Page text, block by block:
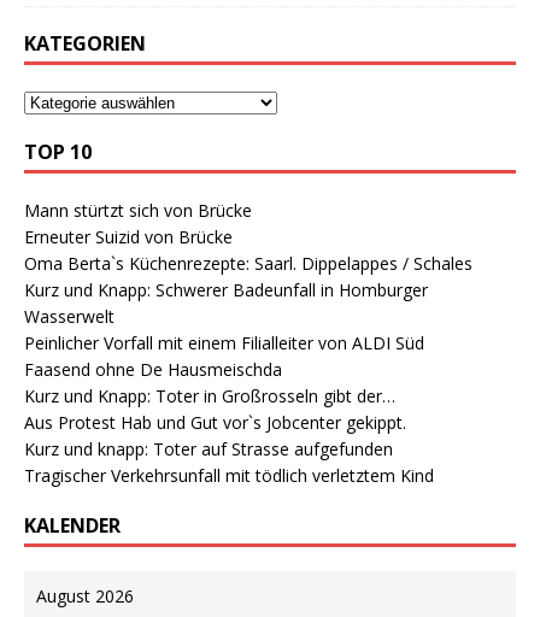
KATEGORIEN
TOP 10
Mann stürtzt sich von Brücke
Erneuter Suizid von Brücke
Oma Berta`s Küchenrezepte: Saarl. Dippelappes / Schales
Kurz und Knapp: Schwerer Badeunfall in Homburger
Wasserwelt
Peinlicher Vorfall mit einem Filialleiter von ALDI Süd
Faasend ohne De Hausmeischda
Kurz und Knapp: Toter in Großrosseln gibt der…
Aus Protest Hab und Gut vor`s Jobcenter gekippt.
Kurz und knapp: Toter auf Strasse aufgefunden
Tragischer Verkehrsunfall mit tödlich verletztem Kind
KALENDER
August 2026